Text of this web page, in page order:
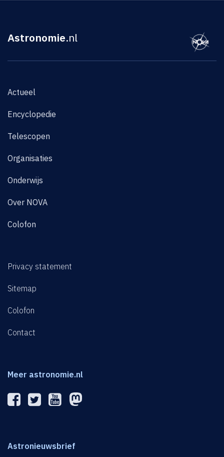
Astronomie.nl
Actueel
Encyclopedie
Telescopen
Organisaties
Onderwijs
Over NOVA
Colofon
Privacy statement
Sitemap
Colofon
Contact
Meer astronomie.nl
Astronieuwsbrief